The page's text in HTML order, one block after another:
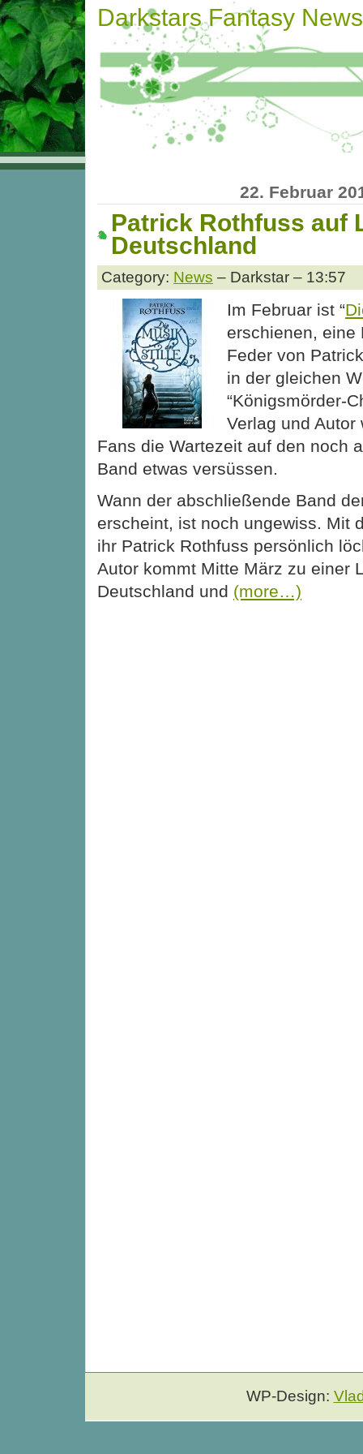
Darkstars Fantasy News
22. Februar
Patrick Rothfuss auf
Deutschland
Category: News – Darkstar – 13:57
Im Februar ist “
erschienen, eine
Feder von
in der gleichen
“Königsmörder-
Verlag und
Fans die Wartezeit auf den noch
Band etwas versüssen.
Wann der abschließende Band
erscheint, ist noch ungewiss. Mit
ihr Patrick Rothfuss persönlich
Autor kommt Mitte März zu einer
Deutschland und (more…)
WP-Design: